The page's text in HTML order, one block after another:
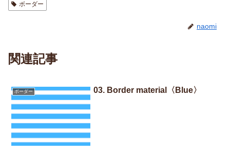
ボーダー
naomi
関連記事
ボーダー 03. Border material〈Blue〉